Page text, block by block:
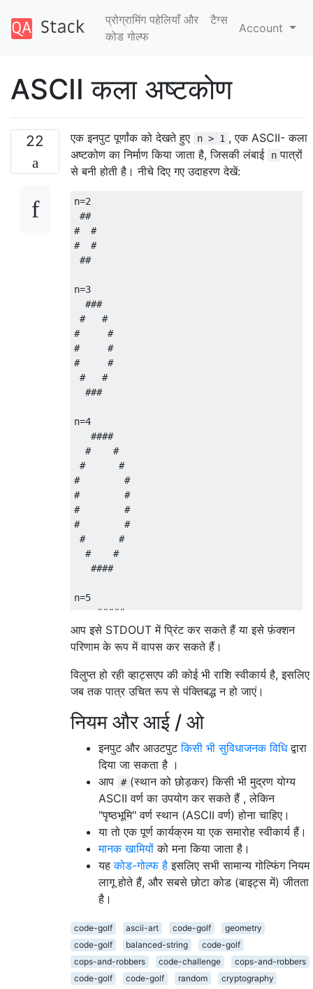
प्रोग्रामिंग पहेलियाँ और
कोड गोल्फ
टैग्‍स
Account
ASCII कला अष्टकोण
22 एक इनपुट पूर्णांक को देखते हुए n > 1 , एक ASCII- कला
अष्टकोण का निर्माण किया जाता है, जिसकी लंबाई
n पात्रों
से बनी होती है। नीचे दिए गए उदाहरण देखें:
n=2
##
#  #
#  #
##
n=3
  ###
#   #
#     #
#     #
#     #
#   #
  ###
n=4
   ####
  #    #
#      #
#        #
#        #
#        #
#        #
#      #
  #    #
   ####
n=5
    #####
   #     #
  #       #
#           #
#           #
#           #
#           #
#           #
#         #
  #       #
    #####
आप इसे STDOUT में प्रिंट कर सकते हैं या इसे फ़ंक्शन
परिणाम के रूप में वापस कर सकते हैं।
विलुप्त हो रही व्हाट्सएप की कोई भी राशि स्वीकार्य है, इसलिए
जब तक पात्र उचित रूप से पंक्तिबद्ध न हो जाएं।
नियम और आई / ओ
इनपुट और आउटपुटकिसी भी सुविधाजनक विधिद्वारा
दिया जा सकता है ।
आप
# (स्थान को छोड़कर) किसी भी मुद्रण योग्य
ASCII वर्ण का उपयोग कर सकते हैं , लेकिन
"पृष्ठभूमि" वर्ण स्थान (ASCII वर्ण) होना चाहिए।
या तो एक पूर्ण कार्यक्रम या एक समारोह स्वीकार्य हैं।
मानक खामियों को मना किया जाता है।
यहकोड-गोल्फ है इसलिए सभी सामान्य गोल्फिंग नियम
लागू होते हैं, और सबसे छोटा कोड (बाइट्स में) जीतता
है।
code-golf ascii-art code-golf
geometry
code-golf
balanced-string
code-golf
cops-and-robbers
code-challenge
cops-and-robbers
code-golf
code-golf random
cryptography